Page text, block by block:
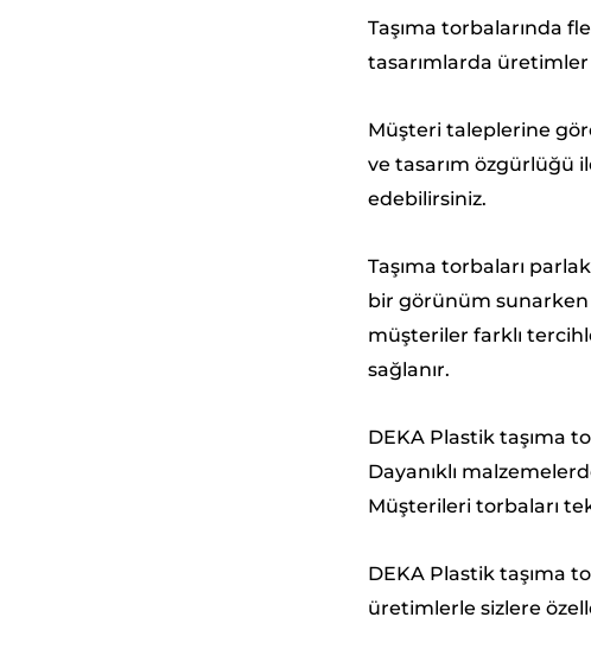
Taşıma torbalarında
tasarımlarda
Müşteri taleplerine
ve tasarım özgürlüğü
edebilirsiniz.
Taşıma torbaları
bir görünüm sunarken
müşteriler farklı
sağlanır.
DEKA Plastik taşıma
Dayanıklı
Müşterileri torbaları
DEKA Plastik taşıma
üretimlerle sizlere